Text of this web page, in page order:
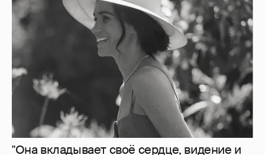
"Она вкладывает своё сердце, видение и